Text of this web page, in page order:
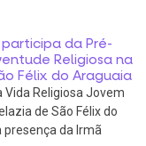
participa da Pré-
Religiosa na
Félix do Araguaia
Vida Religiosa Jovem
de São Félix do
presença da Irmã